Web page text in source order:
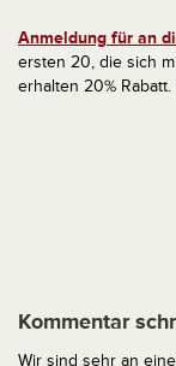
Anmeldung für an
ersten 20, die sich
erhalten 20%
Kommentar
Wir sind sehr an